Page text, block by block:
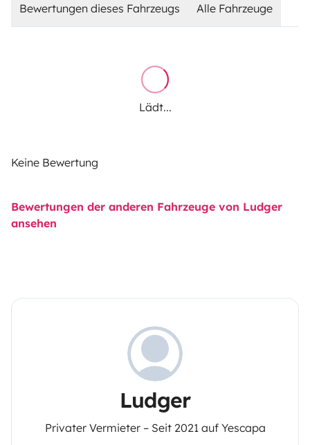
Bewertungen dieses Fahrzeugs Alle Fahrzeuge
Lädt...
Keine Bewertung
Bewertungen der anderen Fahrzeuge von Ludger
ansehen
Ludger
Privater Vermieter – Seit 2021 auf Yescapa